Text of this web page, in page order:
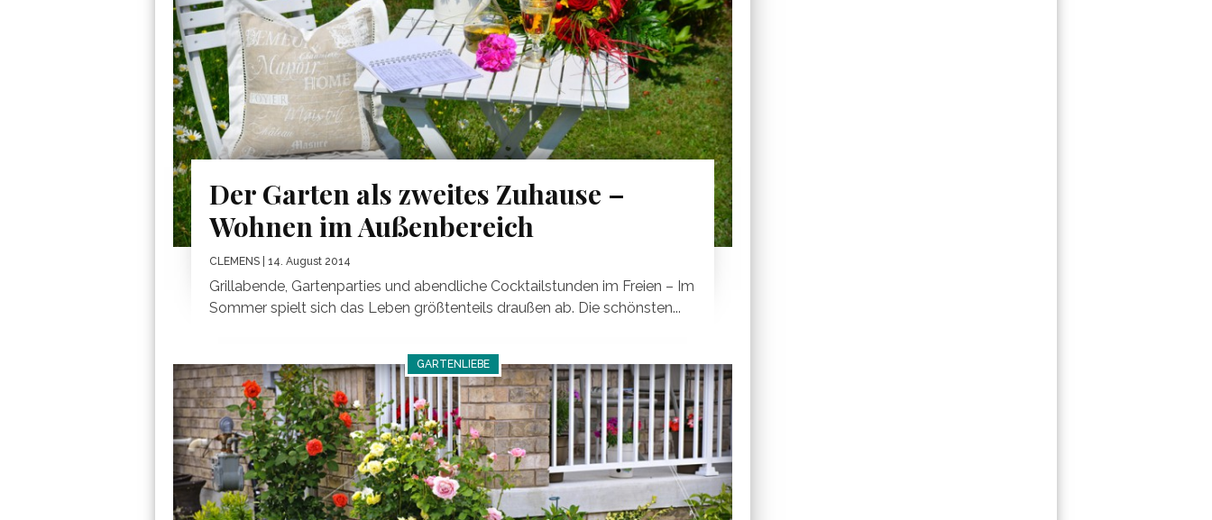
Der Garten als zweites Zuhause –
Wohnen im Außenbereich
CLEMENS | 14. August 2014
Grillabende, Gartenparties und abendliche Cocktailstunden im Freien – Im
Sommer spielt sich das Leben größtenteils draußen ab. Die schönsten...
GARTENLIEBE